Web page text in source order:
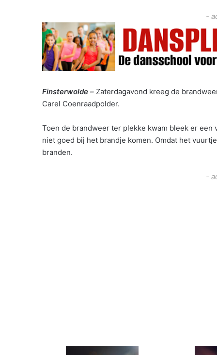
-
Finsterwolde – Zaterdagavond kreeg de
Carel Coenraadpolder.
Toen de brandweer ter plekke kwam bleek er
niet goed bij het brandje komen. Omdat het
branden.
-